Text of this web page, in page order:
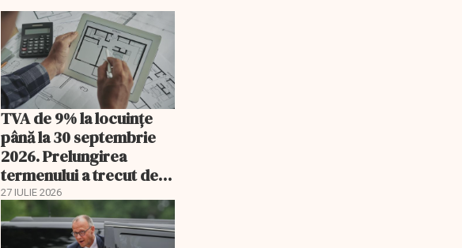
TVA de 9% la locuințe
până la 30 septembrie
2026. Prelungirea
termenului a trecut de
comisia din Parlament
27 IULIE 2026